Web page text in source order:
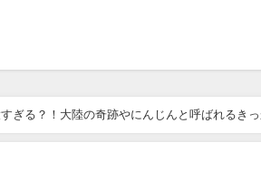
ぎる？！大陸の奇跡やにんじんと呼ばれるきっ